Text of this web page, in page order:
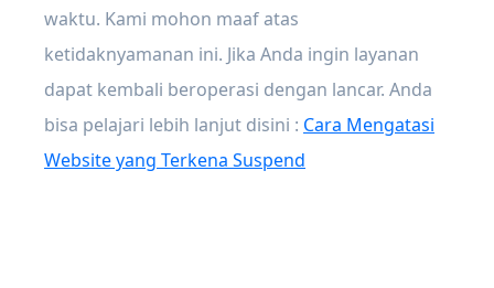
waktu. Kami mohon maaf atas
ketidaknyamanan ini. Jika Anda ingin layanan
dapat kembali beroperasi dengan lancar. Anda
bisa pelajari lebih lanjut disini : Cara Mengatasi
Website yang Terkena Suspend